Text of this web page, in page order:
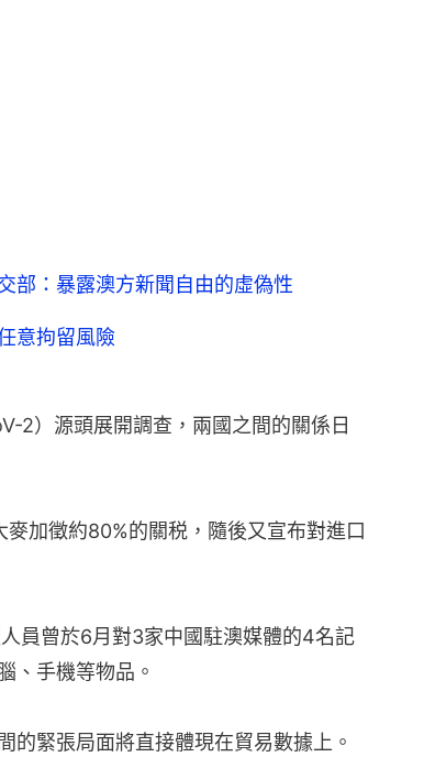
：暴露澳方新聞自由的虛偽性
意拘留風險
2）源頭展開調查，兩國之間的關係日
加徵約80%的關税，隨後又宣布對進口
員曾於6月對3家中國駐澳媒體的4名記
、手機等物品。
的緊張局面將直接體現在貿易數據上。